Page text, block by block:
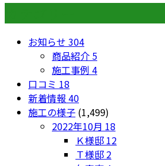
お知らせ 304
商品紹介 5
施工事例 4
口コミ 18
新着情報 40
施工の様子 (1,499)
2022年10月 18
Ｋ様邸 12
Ｔ様邸 2